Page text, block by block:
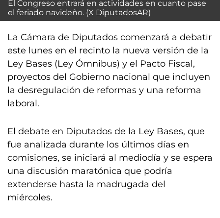
El Congreso entrará en actividades en cuanto pase
el feriado navideño. (X DiputadosAR)
La Cámara de Diputados comenzará a debatir
este lunes en el recinto la nueva versión de la
Ley Bases (Ley Ómnibus) y el Pacto Fiscal,
proyectos del Gobierno nacional que incluyen
la desregulación de reformas y una reforma
laboral.
El debate en Diputados de la Ley Bases, que
fue analizada durante los últimos días en
comisiones, se iniciará al mediodía y se espera
una discusión maratónica que podría
extenderse hasta la madrugada del
miércoles.